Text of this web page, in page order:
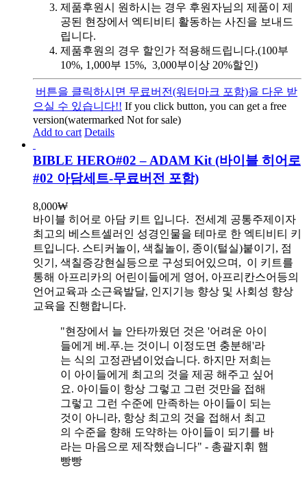
제품후원시 원하시는 경우 후원자님의 제품이 제
공된 현장에서 엑티비티 활동하는 사진을 보내드
립니다.
제품후원의 경우 할인가 적용해드립니다.(100부
10%, 1,000부 15%, 3,000부이상 20%할인)
버튼을 클릭하시면 무료버전(워터마크 포함)을 다운 받
으실 수 있습니다!! If you click button, you can get a free
version(watermarked Not for sale)
Add to cart Details
BIBLE HERO#02 – ADAM Kit (바이블 히어로
#02 아담세트-무료버전 포함)
8,000₩
바이블 히어로 아담 키트 입니다. 전세계 공통주제이자
최고의 베스트셀러인 성경인물을 테마로 한 엑티비티 키
트입니다. 스티커놀이, 색칠놀이, 종이(털실)붙이기, 점
잇기, 색칠증강현실등으로 구성되어있으며, 이 키트를
통해 아프리카의 어린이들에게 영어, 아프리칸스어등의
언어교육과 소근육발달, 인지기능 향상 및 사회성 향상
교육을 진행합니다.
"현장에서 늘 안타까웠던 것은 '어려운 아이
들에게 베.푸.는 것이니 이정도면 충분해'라
는 식의 고정관념이었습니다. 하지만 저희는
이 아이들에게 최고의 것을 제공 해주고 싶어
요. 아이들이 항상 그렇고 그런 것만을 접해
그렇고 그런 수준에 만족하는 아이들이 되는
것이 아니라, 항상 최고의 것을 접해서 최고
의 수준을 향해 도약하는 아이들이 되기를 바
라는 마음으로 제작했습니다" - 총괄지휘 햄
빵빵